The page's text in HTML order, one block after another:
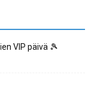
VIP päivä 🎾